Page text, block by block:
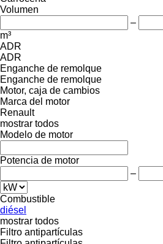
Volumen
–
m³
ADR
ADR
Enganche de remolque
Enganche de remolque
Motor, caja de cambios
Marca del motor
Renault
mostrar todos
Modelo de motor
Potencia de motor
–
Combustible
diésel
mostrar todos
Filtro antipartículas